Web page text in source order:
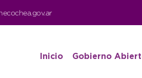
Inicio Gobierno